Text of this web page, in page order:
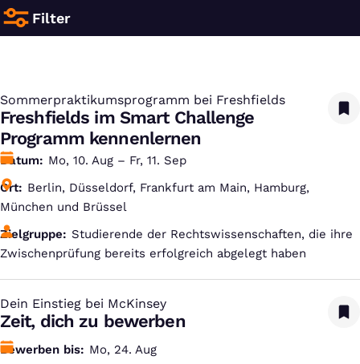
Filter
Sommerpraktikumsprogramm bei Freshfields
:
Freshfields im Smart Challenge
Programm kennenlernen
Datum
Mo, 10. Aug – Fr, 11. Sep
Ort
Berlin, Düsseldorf, Frankfurt am Main, Hamburg,
München und Brüssel
Zielgruppe
Studierende der Rechtswissenschaften, die ihre
Zwischenprüfung bereits erfolgreich abgelegt haben
Dein Einstieg bei McKinsey
:
Zeit, dich zu bewerben
Bewerben bis
Mo, 24. Aug